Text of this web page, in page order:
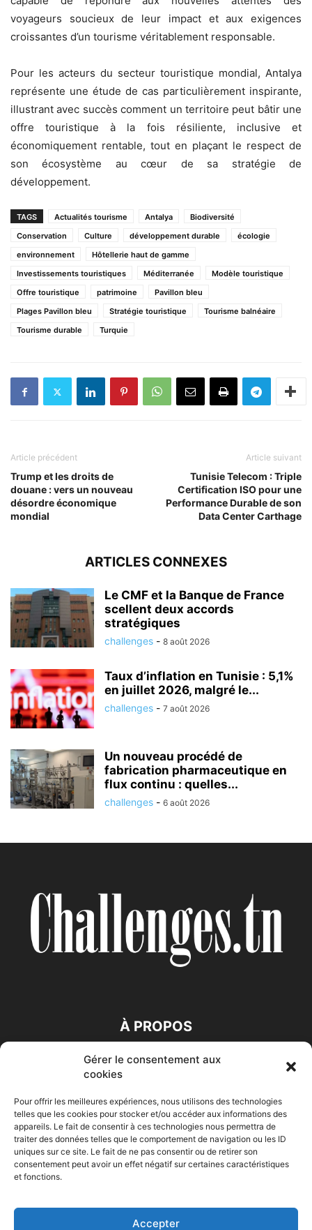
Gérer le consentement aux
cookies
Pour offrir les meilleures expériences, nous utilisons des technologies
telles que les cookies pour stocker et/ou accéder aux informations des
appareils. Le fait de consentir à ces technologies nous permettra de
traiter des données telles que le comportement de navigation ou les ID
uniques sur ce site. Le fait de ne pas consentir ou de retirer son
consentement peut avoir un effet négatif sur certaines caractéristiques
et fonctions.
Accepter
voyageurs soucieux de leur impact et aux exigences
croissantes d’un tourisme véritablement responsable.
Pour les acteurs du secteur touristique mondial, Antalya
représente une étude de cas particulièrement inspirante,
illustrant avec succès comment un territoire peut bâtir une
offre touristique à la fois résiliente, inclusive et
économiquement rentable, tout en plaçant le respect de
son écosystème au cœur de sa stratégie de
développement.
TAGS Actualités tourisme Antalya
Biodiversité
Conservation
Culture développement durable
écologie
environnement
Hôtellerie haut de gamme
Investissements touristiques
Méditerranée
Modèle touristique
Offre touristique
patrimoine
Pavillon bleu
Plages Pavillon bleu
Stratégie touristique
Tourisme balnéaire
Tourisme durable
Turquie
Article précédent
Trump et les droits de
douane : vers un nouveau
désordre économique
mondial
Article suivant
Tunisie Telecom : Triple
Certification ISO pour une
Performance Durable de son
Data Center Carthage
ARTICLES CONNEXES
Le CMF et la Banque de France
scellent deux accords
stratégiques
challenges - 8 août 2026
Taux d’inflation en Tunisie : 5,1%
en juillet 2026, malgré le...
challenges - 7 août 2026
Un nouveau procédé de
fabrication pharmaceutique en
flux continu : quelles...
challenges - 6 août 2026
À PROPOS
SUIVEZ NOUS
Accueil Economie Entreprises Entrepreneur Afrique
HIGH-TECH Auto-Moto